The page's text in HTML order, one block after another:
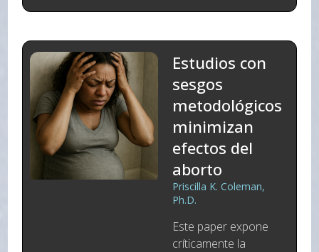
Estudios con
sesgos
metodológicos
minimizan
efectos del
aborto
Priscilla K. Coleman,
Ph.D.
Este paper expone
críticamente la